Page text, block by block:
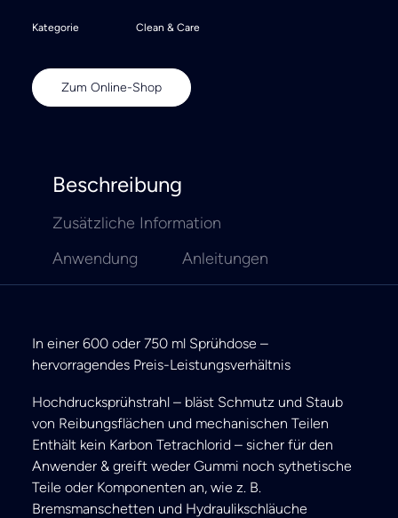
Kategorie Clean & Care
Zum Online-Shop
Beschreibung
Zusätzliche Information
Anwendung
Anleitungen
In einer 600 oder 750 ml Sprühdose –
hervorragendes Preis-Leistungsverhältnis
Hochdrucksprühstrahl – bläst Schmutz und Staub
von Reibungsflächen und mechanischen Teilen
Enthält kein Karbon Tetrachlorid – sicher für den
Anwender & greift weder Gummi noch sythetische
Teile oder Komponenten an, wie z. B.
Bremsmanschetten und Hydraulikschläuche